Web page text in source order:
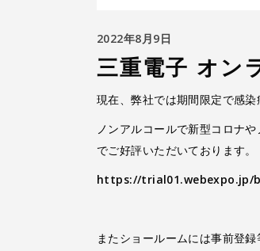
2022年8月9日
三重電子 オン
現在、弊社では期間限定で感
ノンアルコールで新型コロナ
でご好評いただいております。
https://trial01.webexpo.jp/
またショールームには事前登